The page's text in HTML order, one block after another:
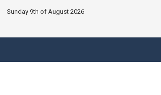
Sunday 9th of August 2026